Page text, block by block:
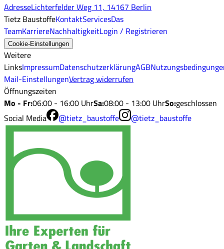
AdresseLichterfelder Weg 11, 14167 Berlin
Tietz BaustoffeKontaktServicesDas
TeamKarriereNachhaltigkeitLogin / Registrieren
Cookie-Einstellungen
Weitere
LinksImpressumDatenschutzerklärungAGB
Mail-EinstellungenVertrag widerrufen
Öffnungszeiten
Mo - Fr:06:00 - 16:00 UhrSa:08:00 - 13:00 UhrSo:geschlossen
Social Media
@tietz_baustoffe @tietz_baustoffe